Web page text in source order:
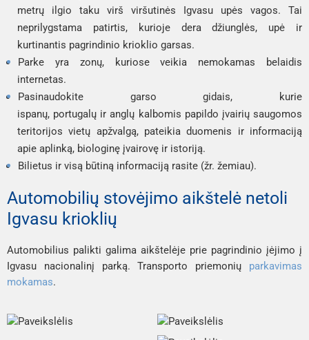
metrų ilgio taku virš viršutinės Igvasu upės vagos. Tai
neprilygstama patirtis, kurioje dera džiunglės, upė ir
kurtinantis pagrindinio krioklio garsas.
Parke yra zonų, kuriose veikia nemokamas belaidis
internetas.
Pasinaudokite garso gidais, kurie
ispanų, portugalų ir anglų kalbomis papildo įvairių saugomos
teritorijos vietų apžvalgą, pateikia duomenis ir informaciją
apie aplinką, biologinę įvairovę ir istoriją.
Bilietus ir visą būtiną informaciją rasite (žr. žemiau).
Automobilių stovėjimo aikštelė netoli
Igvasu krioklių
Automobilius palikti galima aikštelėje prie pagrindinio įėjimo į
Igvasu nacionalinį parką. Transporto priemonių parkavimas
mokamas.